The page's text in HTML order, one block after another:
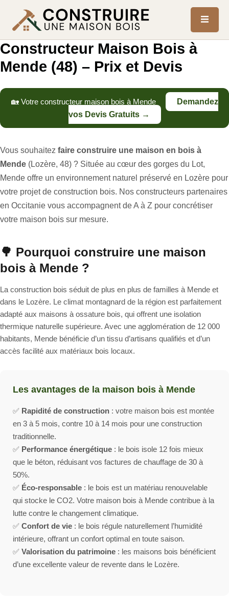
Constructeur Maison Bois à
Mende (48) – Prix et Devis
🏡 Votre constructeur maison bois à Mende
Demandez
vos Devis Gratuits →
Vous souhaitez faire construire une maison en bois à
Mende (Lozère, 48) ? Située au cœur des gorges du Lot,
Mende offre un environnement naturel préservé en Lozère pour
votre projet de construction bois. Nos constructeurs partenaires
en Occitanie vous accompagnent de A à Z pour concrétiser
votre maison bois sur mesure.
🌳 Pourquoi construire une maison
bois à Mende ?
La construction bois séduit de plus en plus de familles à Mende et
dans le Lozère. Le climat montagnard de la région est parfaitement
adapté aux maisons à ossature bois, qui offrent une isolation
thermique naturelle supérieure. Avec une agglomération de 12 000
habitants, Mende bénéficie d’un tissu d’artisans qualifiés et d’un
accès facilité aux matériaux bois locaux.
Les avantages de la maison bois à Mende
✅ Rapidité de construction : votre maison bois est montée
en 3 à 5 mois, contre 10 à 14 mois pour une construction
traditionnelle.
✅ Performance énergétique : le bois isole 12 fois mieux
que le béton, réduisant vos factures de chauffage de 30 à
50%.
✅ Éco-responsable : le bois est un matériau renouvelable
qui stocke le CO2. Votre maison bois à Mende contribue à la
lutte contre le changement climatique.
✅ Confort de vie : le bois régule naturellement l’humidité
intérieure, offrant un confort optimal en toute saison.
✅ Valorisation du patrimoine : les maisons bois bénéficient
d’une excellente valeur de revente dans le Lozère.